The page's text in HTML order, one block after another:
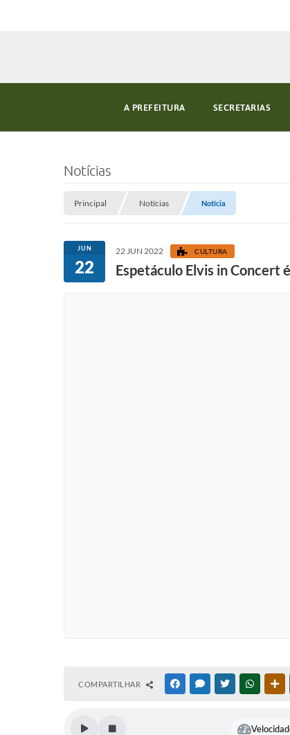
A PREFEITURA SECRETARIAS
Notícias
Principal Notícias Notícia
JUN
22
22 JUN 2022 CULTURA
Espetáculo Elvis in Concert
COMPARTILHAR FACEBOOKMESSENGER
TWITTER